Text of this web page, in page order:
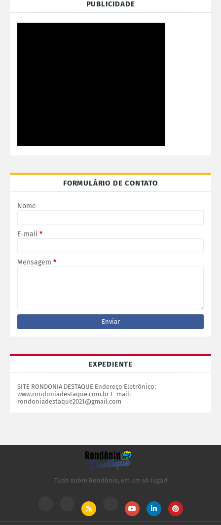
PUBLICIDADE
FORMULÁRIO DE CONTATO
Nome
E-mail *
Mensagem *
EXPEDIENTE
SITE RONDONIA DESTAQUE Endereço Eletrônico:
www.rondoniadestaque.com.br E-mail:
rondoniadestaque2021@gmail.com
Tudo sobre Rondônia, em um só lugar!